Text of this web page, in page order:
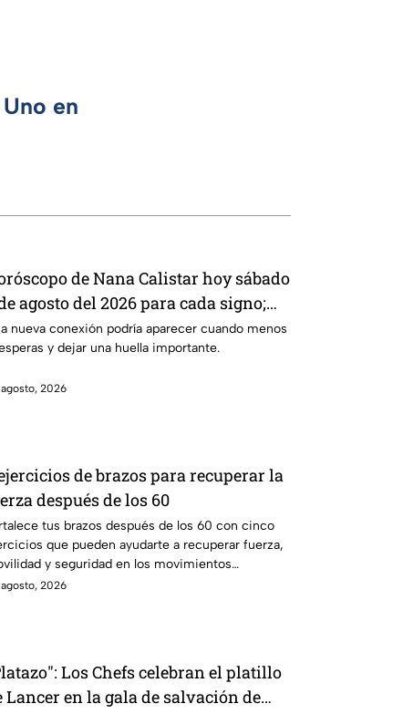
en
de Nana Calistar hoy sábado
agosto del 2026 para cada signo;
conexión inesperada podría
tus próximos días
nueva conexión podría aparecer cuando menos
y dejar una huella importante.
2026
de brazos para recuperar la
después de los 60
tus brazos después de los 60 con cinco
que pueden ayudarte a recuperar fuerza,
y seguridad en los movimientos
2026
Los Chefs celebran el platillo
Lancer en la gala de salvación de